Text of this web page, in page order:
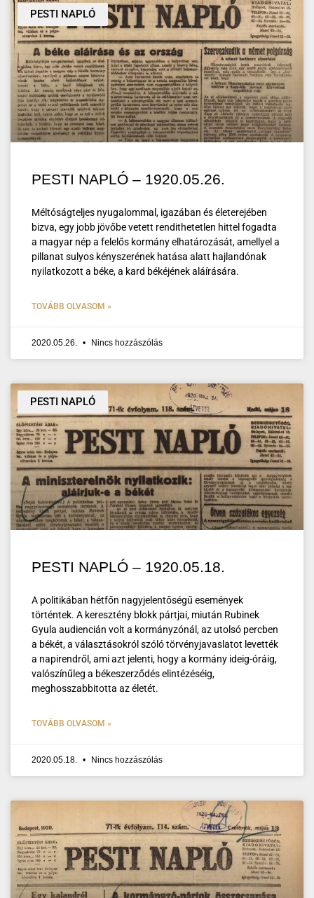
PESTI NAPLÓ
PESTI NAPLÓ – 1920.05.26.
Méltóságteljes nyugalommal, igazában és életerejében
bizva, egy jobb jövőbe vetett rendithetetlen hittel fogadta
a magyar nép a felelős kormány elhatározását, amellyel a
pillanat sulyos kényszerének hatása alatt hajlandónak
nyilatkozott a béke, a kard békéjének aláírására.
TOVÁBB OLVASOM »
2020.05.26. Nincs hozzászólás
PESTI NAPLÓ
PESTI NAPLÓ – 1920.05.18.
A politikában hétfőn nagyjelentőségű események
történtek. A keresztény blokk pártjai, miután Rubinek
Gyula audiencián volt a kormányzónál, az utolsó percben
a békét, a választásokról szóló törvényjavaslatot levették
a napirendről, ami azt jelenti, hogy a kormány ideig-óráig,
valószínűleg a békeszerződés elintézéséig,
meghosszabbitotta az életét.
TOVÁBB OLVASOM »
2020.05.18. Nincs hozzászólás